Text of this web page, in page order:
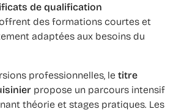
de qualification
offrent des formations courtes et
adaptées aux besoins du
professionnelles, le titre
propose un parcours intensif
théorie et stages pratiques. Les